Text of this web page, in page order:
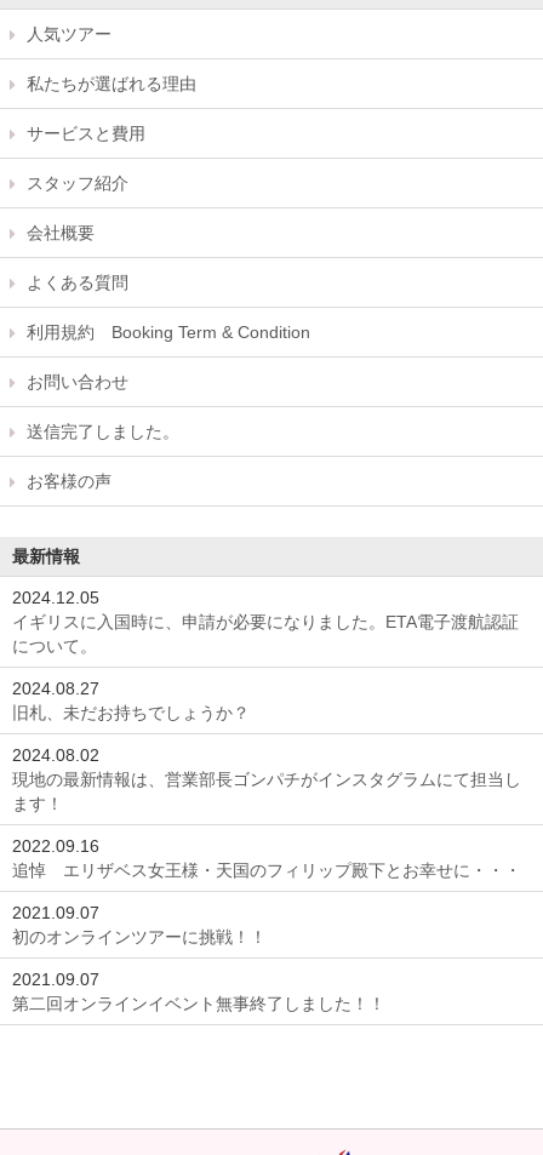
人気ツアー
私たちが選ばれる理由
サービスと費用
スタッフ紹介
会社概要
よくある質問
利用規約 Booking Term & Condition
お問い合わせ
送信完了しました。
お客様の声
最新情報
2024.12.05
イギリスに入国時に、申請が必要になりました。ETA電子渡航認証
について。
2024.08.27
旧札、未だお持ちでしょうか？
2024.08.02
現地の最新情報は、営業部長ゴンパチがインスタグラムにて担当し
ます！
2022.09.16
追悼 エリザベス女王様・天国のフィリップ殿下とお幸せに・・・
2021.09.07
初のオンラインツアーに挑戦！！
2021.09.07
第二回オンラインイベント無事終了しました！！